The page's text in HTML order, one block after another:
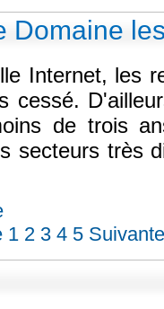
Domaine
Internet, les
cessé.
de trois
secteurs très
1 2 3 4 5 Suivante